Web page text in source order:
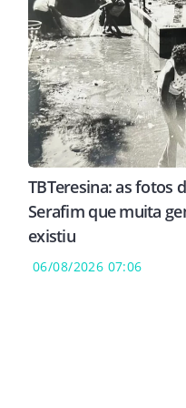
TBTeresina: as fotos
Serafim que muita
existiu
06/08/2026 07:06